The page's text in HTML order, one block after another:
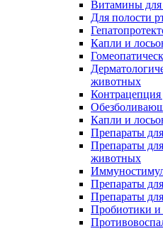
Витамины
Для полости
Капли и
животных
Капли и
Препараты
Препараты
животных
Препараты
Препараты
Пробиотики и